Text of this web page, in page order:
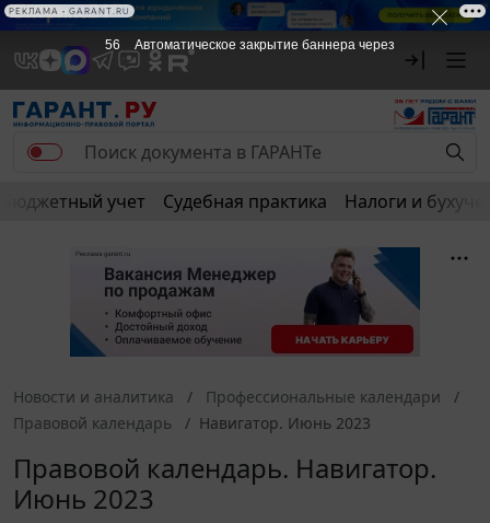
РЕКЛАМА
Бюджетный учет Судебная практика Налоги и
Новости и аналитика
Профессиональные календари
Правовой календарь
Навигатор. Июнь 2023
Правовой календарь. Навигатор.
Июнь 2023
56 Автоматическое закрытие баннера через
РЕКЛАМА • GARANT.RU